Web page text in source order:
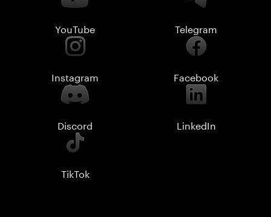
YouTube Telegram
Instagram Facebook
Discord LinkedIn
TikTok